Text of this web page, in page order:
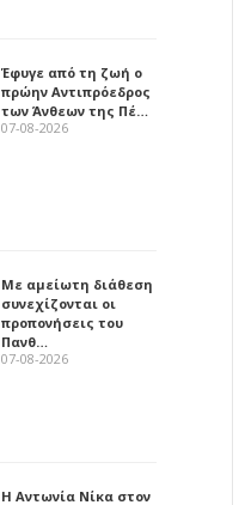
Έφυγε από τη ζωή ο
πρώην Αντιπρόεδρος
των Άνθεων της Πέ…
07-08-2026
Με αμείωτη διάθεση
συνεχίζονται οι
προπονήσεις του
Πανθ…
07-08-2026
Η Αντωνία Νίκα στον